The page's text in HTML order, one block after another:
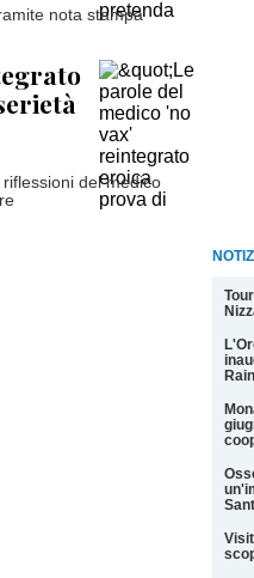
nota stampa
del medico